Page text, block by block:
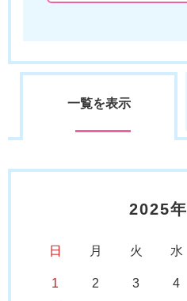
一覧を表示
2025年
日 月 火 水
1 2 3 4